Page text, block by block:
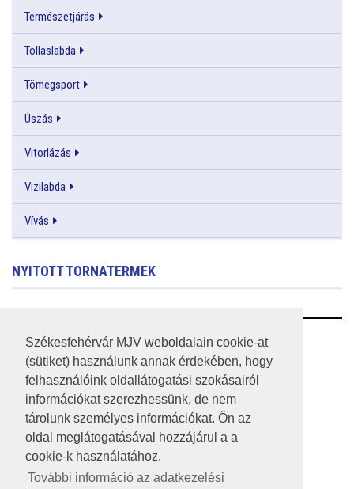
Székesfehérvár MJV weboldalain cookie-at
(sütiket) használunk annak érdekében, hogy
felhasználóink oldallátogatási szokásairól
információkat szerezhessünk, de nem
tárolunk személyes információkat. Ön az
oldal meglátogatásával hozzájárul a a
cookie-k használatához.
További információ az adatkezelési
Természetjárás
Tollaslabda
Tömegsport
Úszás
Vitorlázás
Vizilabda
Vívás
NYITOTT TORNATERMEK
RSS
A HONLAP 2017.03.31-I ÁLLAPOTA
JOGI NYILATKOZAT
IMPRESSZUM